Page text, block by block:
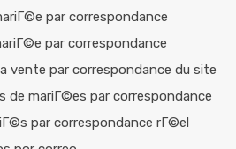
par correspondance
par correspondance
vente par correspondance du site
de mariГ©es par correspondance
par correspondance rГ©el